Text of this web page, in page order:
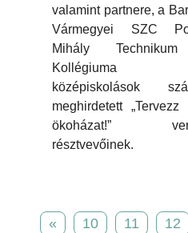
valamint partnere, a
Vármegyei SZC
Mihály
Kollégiuma
középiskolások
meghirdetett
ökoházat!”
résztvevőinek.
« 10 11
12